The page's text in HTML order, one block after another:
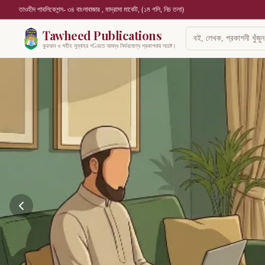
তাওহীদ পাবলিকেশন্স- ৩৪ বাংলাবাজার , মাদ্রাসা মার্কেট, (১ম গলি, নিচ তলা)
Tawheed Publications
কুরআন ও সহীহ সুন্নাহর গণ্ডিতে আবদ্ধ নির্ভরযোগ্য প্রকাশনায় সচেষ্ট।